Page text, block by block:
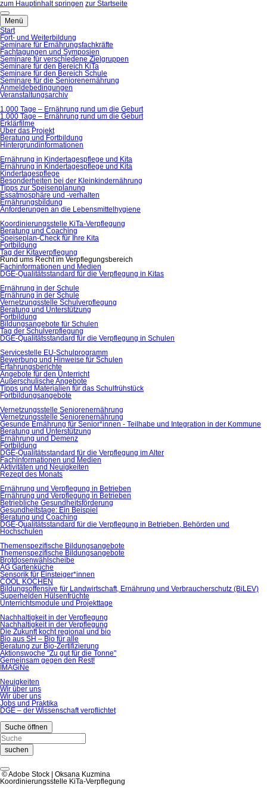
zum Hauptinhalt springen zur Startseite
Menü
Start
Fort- und Weiterbildung
Seminare für Ernährungsfachkräfte
Fachtagungen und Symposien
Seminare für verschiedene Zielgruppen
Seminare für den Bereich KiTa
Seminare für den Bereich Schule
Seminare für die Seniorenernährung
Anmeldebedingungen
Veranstaltungsarchiv
1.000 Tage – Ernährung rund um die Geburt
1.000 Tage – Ernährung rund um die Geburt
Erklärfilme
Über das Projekt
Beratung und Fortbildung
Hintergrundinformationen
Ernährung in Kindertagespflege und Kita
Ernährung in Kindertagespflege und Kita
Kindertagespflege
Besonderheiten bei der Kleinkindernährung
Tipps zur Speisenplanung
Essatmosphäre und -verhalten
Ernährungsbildung
Anforderungen an die Lebensmittelhygiene
Koordinierungsstelle KiTa-Verpflegung
Beratung und Coaching
Speiseplan-Check für Ihre Kita
Fortbildung
Tag der Kitaverpflegung
Rund ums Recht im Verpflegungsbereich
Fachinformationen und Medien
DGE-Qualitätsstandard für die Verpflegung in Kitas
Ernährung in der Schule
Ernährung in der Schule
Vernetzungsstelle Schulverpflegung
Beratung und Unterstützung
Fortbildung
Bildungsangebote für Schulen
Tag der Schulverpflegung
DGE-Qualitätsstandard für die Verpflegung in Schulen
Servicestelle EU-Schulprogramm
Bewerbung und Hinweise für Schulen
Erfahrungsberichte
Angebote für den Unterricht
Außerschulische Angebote
Tipps und Materialien für das Schulfrühstück
Fortbildungsangebote
Vernetzungsstelle Seniorenernährung
Vernetzungsstelle Seniorenernährung
Gesunde Ernährung für Senior*innen - Teilhabe und Integration in der Kommune
Beratung und Unterstützung
Ernährung und Demenz
Fortbildung
DGE-Qualitätsstandard für die Verpflegung im Alter
Fachinformationen und Medien
Aktivitäten und Neuigkeiten
Rezept des Monats
Ernährung und Verpflegung in Betrieben
Ernährung und Verpflegung in Betrieben
Betriebliche Gesundheitsförderung
Gesundheitstage: Ein Beispiel
Beratung und Coaching
DGE-Qualitätsstandard für die Verpflegung in Betrieben, Behörden und
Hochschulen
Themenspezifische Bildungsangebote
Themenspezifische Bildungsangebote
Brotdosenwählscheibe
AG Gartenküche
Sensorik für Einsteiger*innen
COOL KOCHEN
Bildungsoffensive für Landwirtschaft, Ernährung und Verbraucherschutz (BiLEV)
Superhelden Hülsenfrüchte
Unterrichtsmodule und Projekttage
Nachhaltigkeit in der Verpflegung
Nachhaltigkeit in der Verpflegung
Die Zukunft kocht regional und bio
Bio aus SH – Bio für alle
Beratung zur Bio-Zertifizierung
Aktionswoche "Zu gut für die Tonne"
Gemeinsam gegen den Rest!
IMAGiNe
Neuigkeiten
Wir über uns
Wir über uns
Jobs und Praktika
DGE – der Wissenschaft verpflichtet
Suche öffnen
suchen
© Adobe Stock | Oksana Kuzmina
Koordinierungsstelle KiTa-Verpflegung